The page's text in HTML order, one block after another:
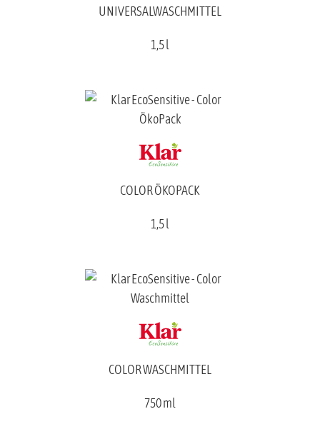
UNIVERSALWASCHMITTEL
1,5 l
COLOR ÖKOPACK
1,5 l
COLOR WASCHMITTEL
750 ml